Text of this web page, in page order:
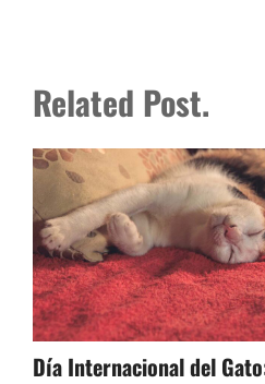
Related Post.
Día Internacional del